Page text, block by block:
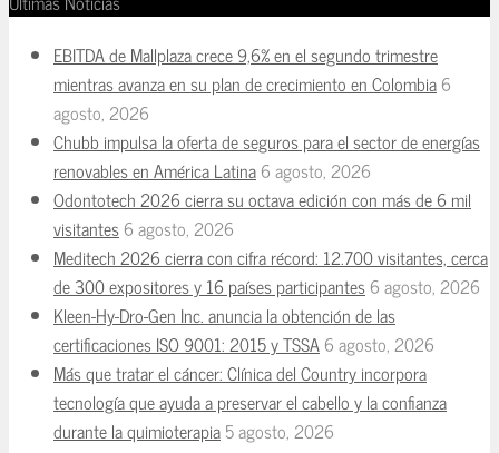
EBITDA de Mallplaza crece 9,6% en el segundo trimestre
mientras avanza en su plan de crecimiento en Colombia6
agosto, 2026
Chubb impulsa la oferta de seguros para el sector de energías
renovables en América Latina6 agosto, 2026
Odontotech 2026 cierra su octava edición con más de 6 mil
visitantes6 agosto, 2026
Meditech 2026 cierra con cifra récord: 12.700 visitantes, cerca
de 300 expositores y 16 países participantes6 agosto, 2026
Kleen-Hy-Dro-Gen Inc. anuncia la obtención de las
certificaciones ISO 9001: 2015 y TSSA6 agosto, 2026
Más que tratar el cáncer: Clínica del Country incorpora
tecnología que ayuda a preservar el cabello y la confianza
durante la quimioterapia5 agosto, 2026